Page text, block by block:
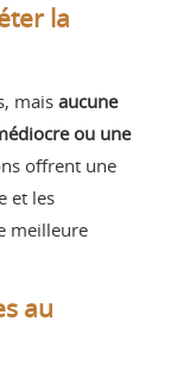
la
mais aucune
ou une
offrent une
et les
meilleure
au